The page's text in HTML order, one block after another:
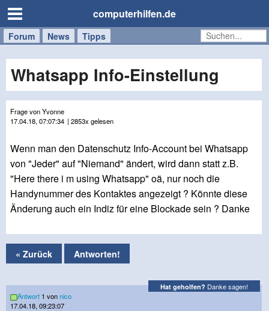
computerhilfen.de
Forum News Tipps
Handy
Tablet
Windows
Mac
Whatsapp Info-Einstellung
Frage von Yvonne
17.04.18, 07:07:34 | 2853x gelesen
Wenn man den Datenschutz Info-Account bei Whatsapp
von "Jeder" auf "Niemand" ändert, wird dann statt z.B.
"Here there i m using Whatsapp" oä, nur noch die
Handynummer des Kontaktes angezeigt ? Könnte diese
Änderung auch ein Indiz für eine Blockade sein ? Danke
« Zurück Antworten!
Hat geholfen? Danke sagen!
Antwort 1 vonnico
17.04.18, 09:23:07